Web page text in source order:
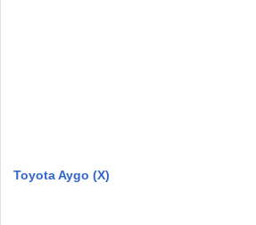
Toyota Aygo (X)